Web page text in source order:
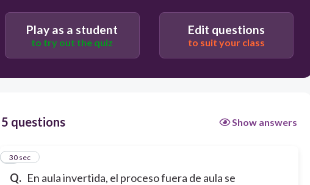
Hacer proyectos o trabajos finales donde el
estudiante aplique lo aprendido
Play as a student
to try out the quiz
Edit questions
to suit your class
5 questions Show answers
Q. En aula invertida, el proceso fuera de aula se
1
30 sec